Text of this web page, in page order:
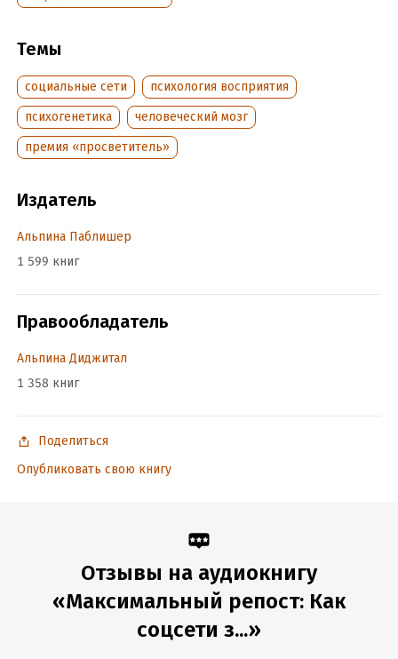
Подробная информация
ISBN (EAN):
Темы
социальные сети
психология восприятия
психогенетика
человеческий мозг
премия «просветитель»
Издатель
Альпина Паблишер
1 599 книг
Правообладатель
Альпина Диджитал
1 358 книг
Поделиться
Опубликовать свою книгу
Отзывы на аудиокнигу
«Максимальный репост: Как
соцсети з...»